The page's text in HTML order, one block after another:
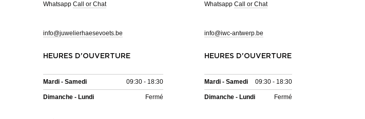
Whatsapp Call or Chat
info@juwelierhaesevoets.be
HEURES D'OUVERTURE
Mardi - Samedi 09:30 - 18:30
Dimanche - Lundi Fermé
Whatsapp Call or Chat
info@iwc-antwerp.be
HEURES D'OUVERTURE
Mardi - Samedi 09:30 - 18:30
Dimanche - Lundi Fermé